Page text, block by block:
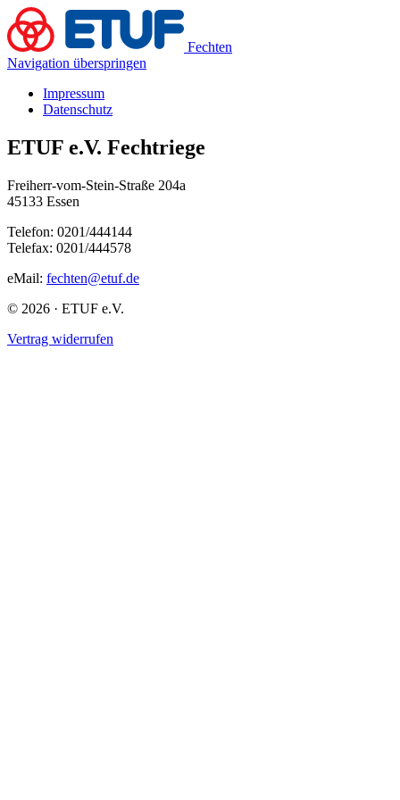
Fechten
Navigation überspringen
Impressum
Datenschutz
ETUF e.V. Fechtriege
Freiherr-vom-Stein-Straße 204a
45133 Essen
Telefon: 0201/444144
Telefax: 0201/444578
eMail: fechten@etuf.de
© 2026 · ETUF e.V.
Vertrag widerrufen